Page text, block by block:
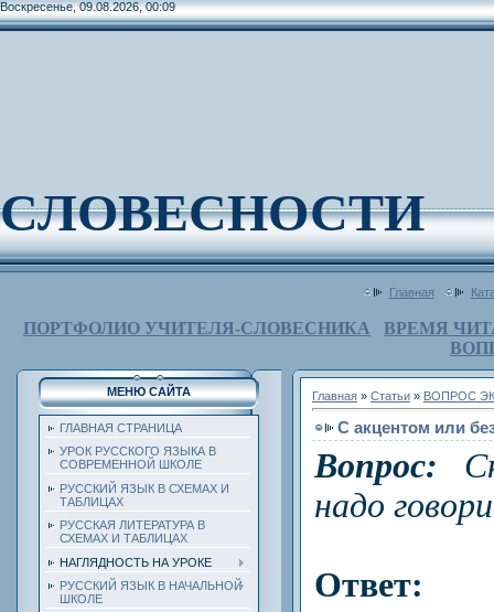
Воскресенье, 09.08.2026, 00:09
СЛОВЕСНОСТИ
Главная
ПОРТФОЛИО УЧИТЕЛЯ-СЛОВЕСНИКА
ВРЕМЯ
МЕНЮ САЙТА
ГЛАВНАЯ СТРАНИЦА
УРОК РУССКОГО ЯЗЫКА В
СОВРЕМЕННОЙ ШКОЛЕ
РУССКИЙ ЯЗЫК В СХЕМАХ И
ТАБЛИЦАХ
РУССКАЯ ЛИТЕРАТУРА В
СХЕМАХ И ТАБЛИЦАХ
НАГЛЯДНОСТЬ НА УРОКЕ
РУССКИЙ ЯЗЫК В НАЧАЛЬНОЙ
ШКОЛЕ
Главная » Статьи » ВОПРОС
С акцентом или
Вопрос:
надо
Ответ: